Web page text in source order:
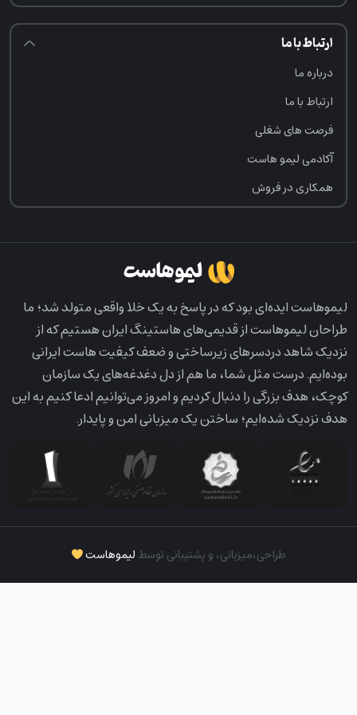
ارتباط با ما
درباره ما
ارتباط با ما
فرصت‌ های شغلی
آکادمی لیمو هاست
همکاری در فروش
لیمو‌هاست ایده‌ای بود که در پاسخ به یک خلا واقعی متولد شد؛ ما
طراحان لیمو‌هاست از قدیمی‌های هاستینگ ایران هستیم که از
نزدیک شاهد دردسرهای زیرساختی و ضعف کیفیت هاست ایرانی
بوده‌ایم. درست مثل شما، ما هم از دل دغدغه‌های یک سازمان
کوچک، هدف بزرگی را دنبال کردیم و امروز می‌توانیم ادعا کنیم به این
هدف نزدیک شده‌ایم؛ ساختن یک میزبانی امن و پایدار.
طراحی،‌میزبانی، و پشتیبانی توسطلیموهاست